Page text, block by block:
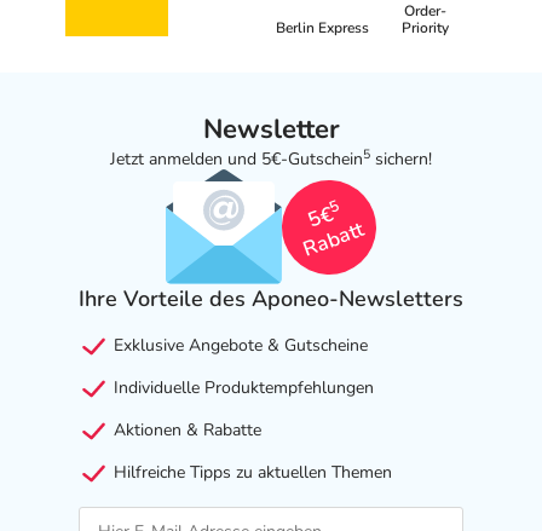
Berlin Express
Order-
Priority
Newsletter
Jetzt anmelden und 5€-Gutschein5 sichern!
5€
5
Rabatt
Ihre Vorteile des Aponeo-Newsletters
Exklusive Angebote & Gutscheine
Individuelle Produktempfehlungen
Aktionen & Rabatte
Hilfreiche Tipps zu aktuellen Themen